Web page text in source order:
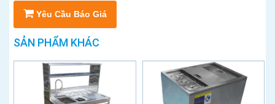
Yêu Cầu Báo Giá
SẢN PHẨM KHÁC